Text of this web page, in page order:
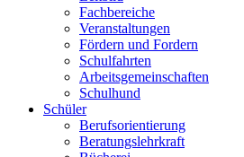
Fachbereiche
Veranstaltungen
Fördern und Fordern
Schulfahrten
Arbeitsgemeinschaften
Schulhund
Schüler
Berufsorientierung
Beratungslehrkraft